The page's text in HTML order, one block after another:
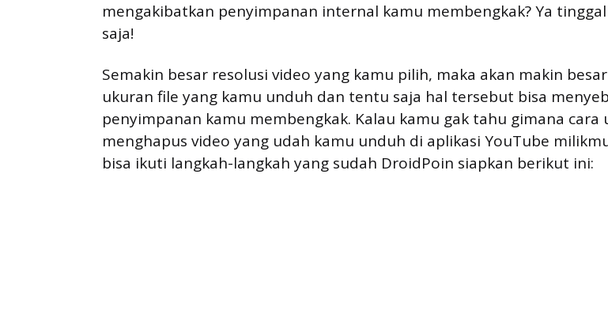
mengakibatkan penyimpanan internal kamu membengkak? Ya
saja!
Semakin besar resolusi video yang kamu pilih, maka akan makin
ukuran file yang kamu unduh dan tentu saja hal tersebut bisa
penyimpanan kamu membengkak. Kalau kamu gak tahu gimana cara
menghapus video yang udah kamu unduh di aplikasi YouTube
bisa ikuti langkah-langkah yang sudah DroidPoin siapkan berikut ini: